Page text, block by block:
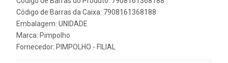
Código de Barras da Caixa: 7908161368188
Embalagem: UNIDADE
Marca: Pimpolho
Fornecedor: PIMPOLHO - FILIAL